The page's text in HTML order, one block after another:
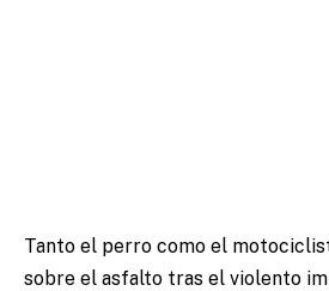
Tanto el perro como el
sobre el asfalto tras el violento